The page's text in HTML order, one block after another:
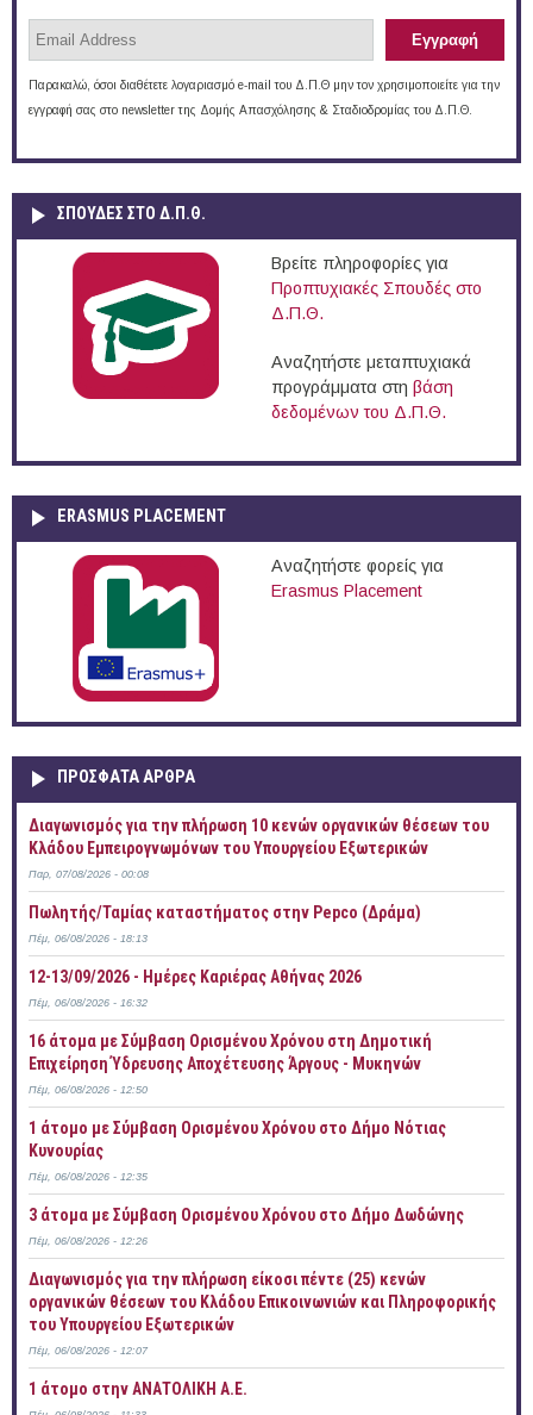
Παρακαλώ, όσοι διαθέτετε λογαριασμό e-mail του Δ.Π.Θ μην τον χρησιμοποιείτε για την
εγγραφή σας στο newsletter της Δομής Απασχόλησης & Σταδιοδρομίας του Δ.Π.Θ.
ΣΠΟΥΔΈΣ ΣΤΟ Δ.Π.Θ.
Βρείτε πληροφορίες για
Προπτυχιακές Σπουδές στο
Δ.Π.Θ.
Αναζητήστε μεταπτυχιακά
προγράμματα στη βάση
δεδομένων του Δ.Π.Θ.
ERASMUS PLACEMENT
Αναζητήστε φορείς για
Erasmus Placement
ΠΡOΣΦΑΤΑ AΡΘΡΑ
Διαγωνισμός για την πλήρωση 10 κενών οργανικών θέσεων του
Κλάδου Εμπειρογνωμόνων του Υπουργείου Εξωτερικών
Παρ, 07/08/2026 - 00:08
Πωλητής/Ταμίας καταστήματος στην Pepco (Δράμα)
Πέμ, 06/08/2026 - 18:13
12-13/09/2026 - Ημέρες Καριέρας Αθήνας 2026
Πέμ, 06/08/2026 - 16:32
16 άτομα με Σύμβαση Ορισμένου Χρόνου στη Δημοτική
Επιχείρηση Ύδρευσης Αποχέτευσης Άργους - Μυκηνών
Πέμ, 06/08/2026 - 12:50
1 άτομο με Σύμβαση Ορισμένου Χρόνου στο Δήμο Νότιας
Κυνουρίας
Πέμ, 06/08/2026 - 12:35
3 άτομα με Σύμβαση Ορισμένου Χρόνου στο Δήμο Δωδώνης
Πέμ, 06/08/2026 - 12:26
Διαγωνισμός για την πλήρωση είκοσι πέντε (25) κενών
οργανικών θέσεων του Κλάδου Επικοινωνιών και Πληροφορικής
του Υπουργείου Εξωτερικών
Πέμ, 06/08/2026 - 12:07
1 άτομο στην ΑΝΑΤΟΛΙΚΗ Α.Ε.